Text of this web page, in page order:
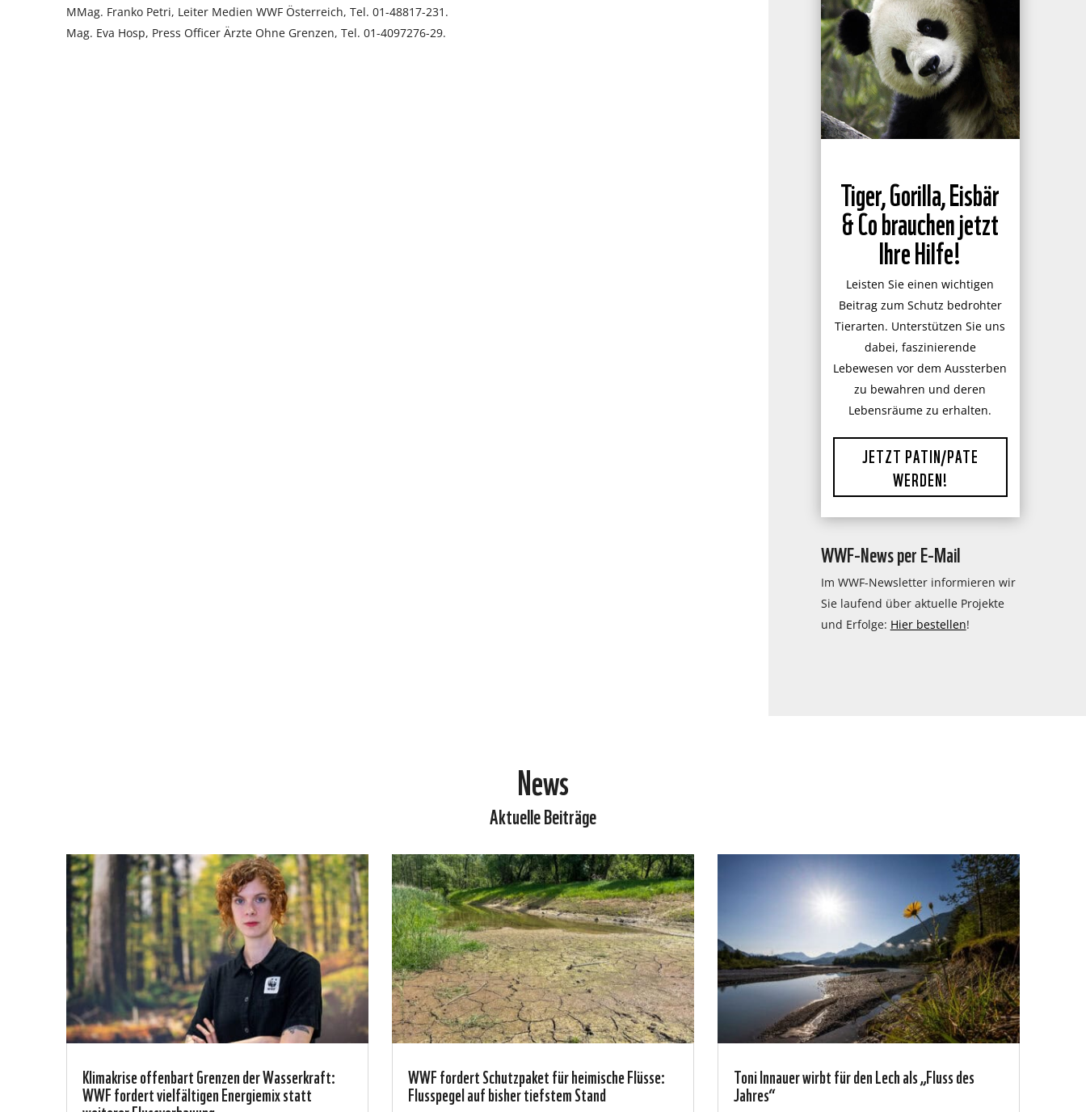
MMag. Franko Petri, Leiter Medien WWF Österreich, Tel. 01-48817-231.
Mag. Eva Hosp, Press Officer Ärzte Ohne Grenzen, Tel. 01-4097276-29.
Tiger, Gorilla, Eisbär
& Co brauchen jetzt
Ihre Hilfe!
Leisten Sie einen wichtigen
Beitrag zum Schutz bedrohter
Tierarten. Unterstützen Sie uns
dabei, faszinierende
Lebewesen vor dem Aussterben
zu bewahren und deren
Lebensräume zu erhalten.
JETZT PATIN/PATE
WERDEN!
WWF-News per E-Mail
Im WWF-Newsletter informieren wir
Sie laufend über aktuelle Projekte
und Erfolge: Hier bestellen!
News
Aktuelle Beiträge
Klimakrise offenbart Grenzen der Wasserkraft:
WWF fordert vielfältigen Energiemix statt
WWF fordert Schutzpaket für heimische Flüsse:
Flusspegel auf bisher tiefstem Stand
Toni Innauer wirbt für den Lech als „Fluss des
Jahres“